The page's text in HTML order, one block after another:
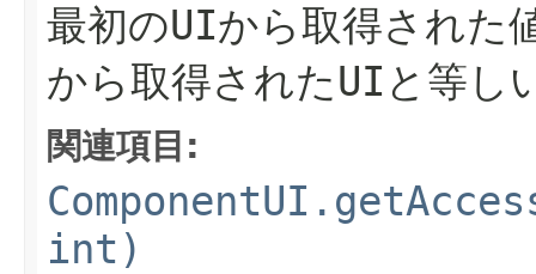
最初のUIから取得された
から取得されたUIと等し
関連項目:
int)